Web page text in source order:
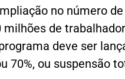
no número
de
deve ser
70%, ou suspensão